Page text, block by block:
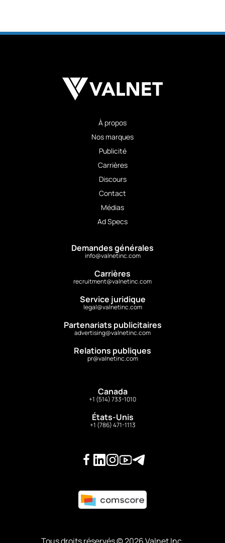
À propos
Nos marques
Publicité
Carrières
Discours
Contact
Médias
Ad Specs
Demandes générales
info@valnetinc.com
Carrières
recruitment@valnetinc.com
Service juridique
legal@valnetinc.com
Partenariats publicitaires
advertising@valnetinc.com
Relations publiques
pr@valnetinc.com
Canada
+1 (514) 733-1010
États-Unis
+1 (786) 471-1113